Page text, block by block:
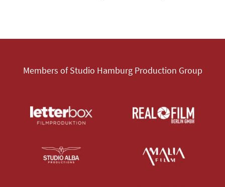
Members of Studio Hamburg Production Group